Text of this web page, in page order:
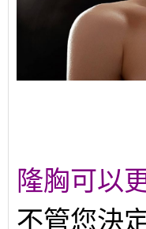
隆胸可以
不管您決